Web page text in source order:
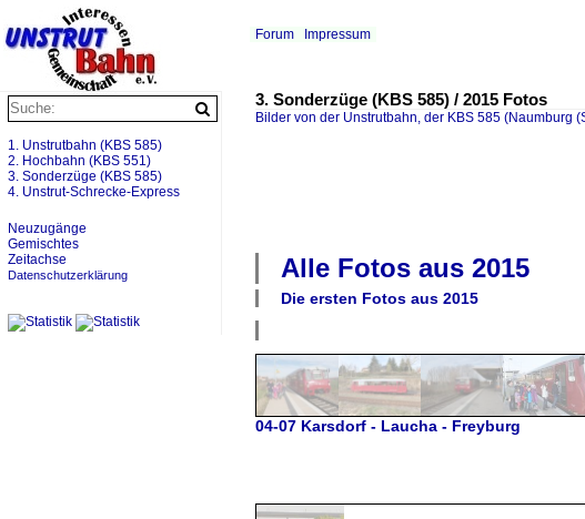
Forum Impressum
3. Sonderzüge (KBS 585) / 2015 Fotos
Bilder von der Unstrutbahn, der KBS 585 (Naumburg
Alle Fotos aus 2015
Die ersten Fotos aus 2015
04-07 Karsdorf - Laucha - Freyburg
1. Unstrutbahn (KBS 585)
2. Hochbahn (KBS 551)
3. Sonderzüge (KBS 585)
4. Unstrut-Schrecke-Express
Neuzugänge
Gemischtes
Zeitachse
Datenschutzerklärung